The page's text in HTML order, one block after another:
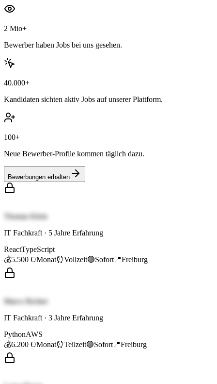
2 Mio+
Bewerber haben Jobs bei uns gesehen.
40.000+
Kandidaten sichten aktiv Jobs auf unserer Plattform.
100+
Neue Bewerber-Profile kommen täglich dazu.
Bewerbungen erhalten
Thomas Klein
IT Fachkraft · 5 Jahre Erfahrung
ReactTypeScript
💰5.500 €/Monat⏰Vollzeit🟢Sofort 📍Freiburg
Marco Richter
IT Fachkraft · 3 Jahre Erfahrung
PythonAWS
💰6.200 €/Monat⏰Teilzeit🟢Sofort 📍Freiburg